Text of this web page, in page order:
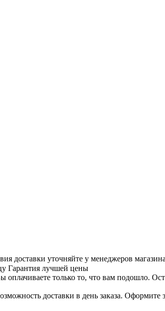
доставки уточняйте у менеджеров
Гарантия лучшей цены
оплачиваете только то, что вам подошло.
доставки в день заказа. Оформите